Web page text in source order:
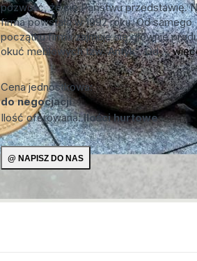
pozwolić, że się Państwu przedstawię.
firma powstała w 1992 roku. Od samego
początku firma zajmuje się głównie
okuć meblowych tzw. Antyk”. Od ...
Cena jednostkowa:
do negocjacji
Ilość oferowana:Ilości hurtowe